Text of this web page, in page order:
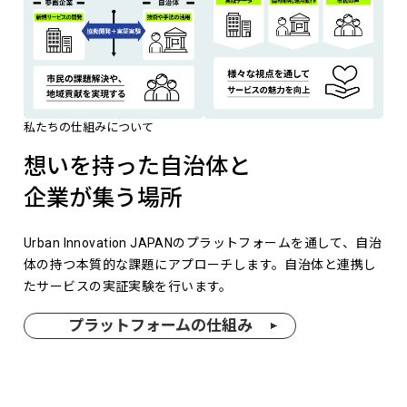
私たちの仕組みについて
想いを持った自治体と
企業が集う場所
Urban Innovation JAPANのプラットフォームを通して、自治
体の持つ本質的な課題にアプローチします。自治体と連携し
たサービスの実証実験を行います。
プラットフォームの仕組み